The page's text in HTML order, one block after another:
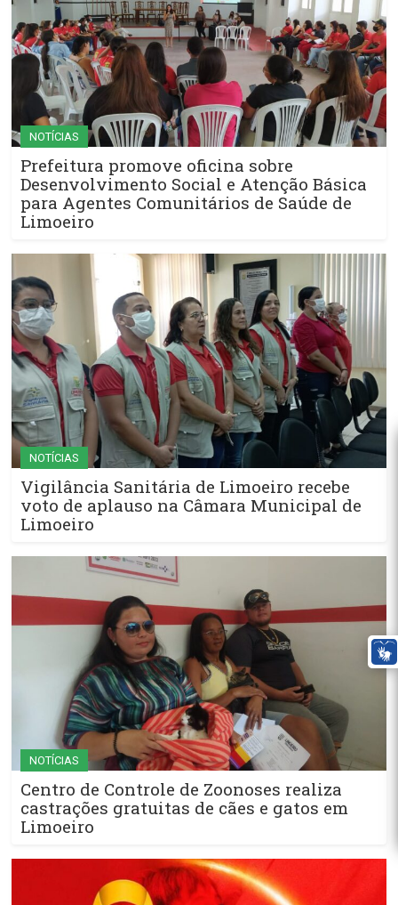
NOTÍCIAS
Prefeitura promove oficina sobre
Desenvolvimento Social e Atenção Básica
para Agentes Comunitários de Saúde de
Limoeiro
NOTÍCIAS
Vigilância Sanitária de Limoeiro recebe
voto de aplauso na Câmara Municipal de
Limoeiro
NOTÍCIAS
Centro de Controle de Zoonoses realiza
castrações gratuitas de cães e gatos em
Limoeiro